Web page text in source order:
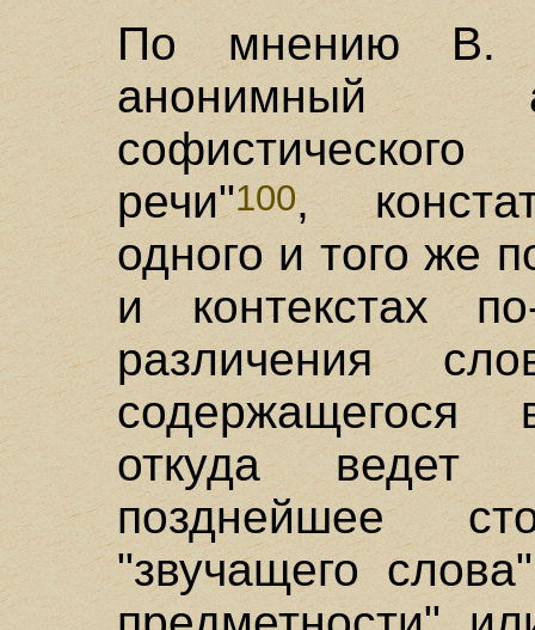
По мнению
анонимный
речи"100,
одного и того же
и контекстах
различения
откуда ведет
позднейшее
"звучащего